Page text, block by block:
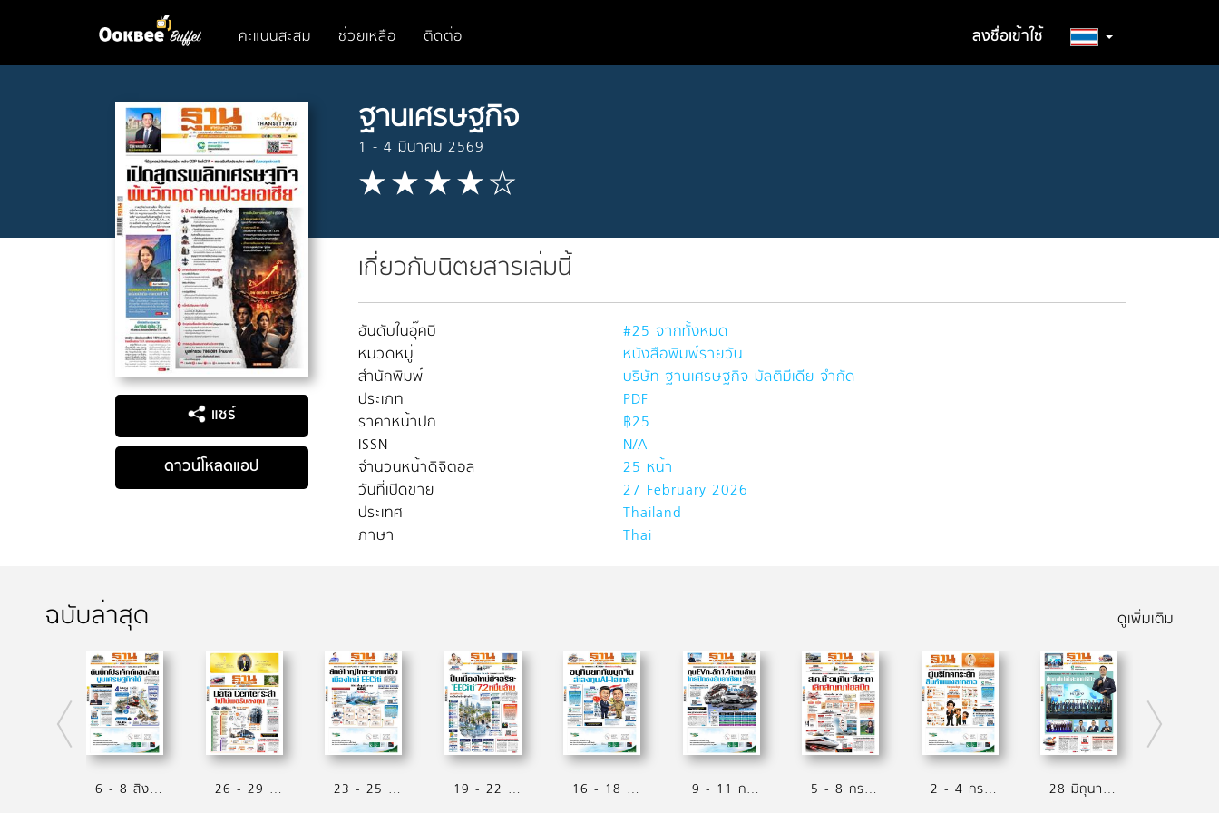
คะแนนสะสม ช่วยเหลือ ติดต่อ ลงชื่อเข้าใช้
แชร์
ดาวน์โหลดแอป
ฐานเศรษฐกิจ
1 - 4 มีนาคม 2569
เกี่ยวกับนิตยสารเล่มนี้
อันดับในอุ๊คบี
#25 จากทั้งหมด
หมวดหมู่
หนังสือพิมพ์รายวัน
สำนักพิมพ์
บริษัท ฐานเศรษฐกิจ มัลติมีเดีย จำกัด
ประเภท
PDF
ราคาหน้าปก
฿25
ISSN
N/A
จำนวนหน้าดิจิตอล
25 หน้า
วันที่เปิดขาย
27 February 2026
ประเทศ
Thailand
ภาษา
Thai
ฉบับล่าสุด ดูเพิ่มเติม
6 - 8 สิงหาคม 2569 26 - 29 กรกฏาคม 2569 23 - 25 กรกฏาคม 2569 19 - 22 กรกฏาคม 2569 16 - 18 กรกฏาคม 2569 9 - 11 กรกฏาคม 2569 5 - 8 กรกฏาคม 2569 2 - 4 กรกฏาคม 2569 28 มิถุนายน - 1 กรกฏาคม 2569